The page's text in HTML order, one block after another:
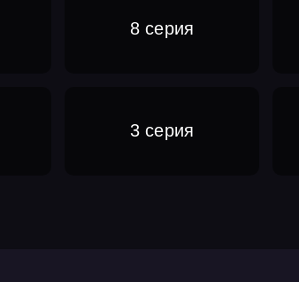
8 серия
3 серия